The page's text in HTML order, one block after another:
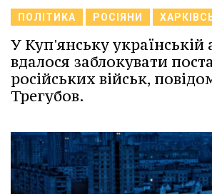
ПОЛІТИКА РОСІЯНИ
У Куп'янську українській
вдалося заблокувати
російських військ,
Трегубов.